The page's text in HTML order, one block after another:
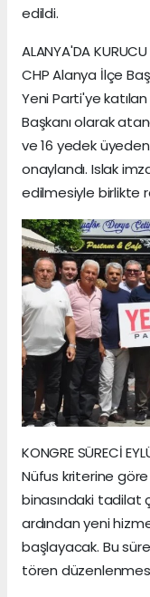
edildi.
ALANYA'DA KURUCU
CHP Alanya İlçe
Yeni Parti'ye
Başkanı olarak
ve 16 yedek
onaylandı. Islak
edilmesiyle birlikte
KONGRE SÜRECİ
Nüfus kriterine
binasındaki tadilat
ardından yeni
başlayacak. Bu
tören